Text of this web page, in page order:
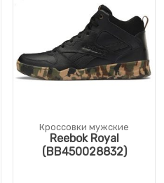
Кроссовки мужские
Reebok Royal
(BB450028832)